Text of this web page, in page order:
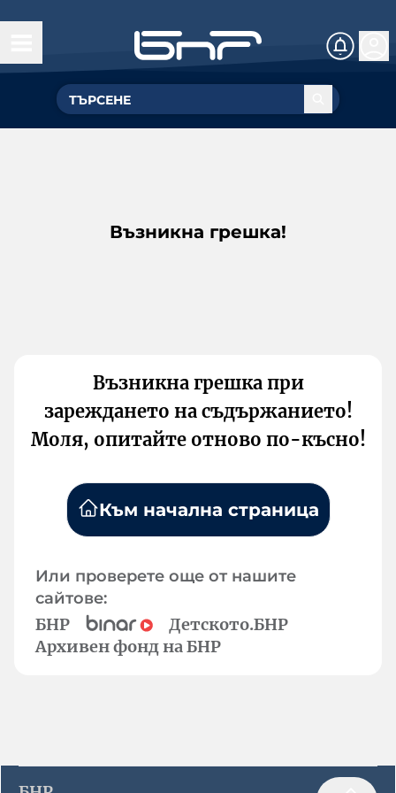
Възникна грешка!
Възникна грешка при
зареждането на съдържанието!
Моля, опитайте отново по-късно!
Към начална страница
Или проверете още от нашите
сайтове:
БНР
Детското.БНР
Архивен фонд на БНР